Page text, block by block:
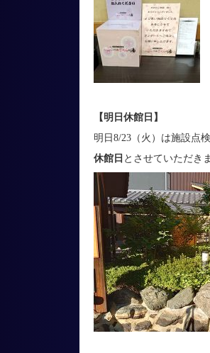
【明日休館日】
明日8/23（火）は施設点
休館日 とさせていただき